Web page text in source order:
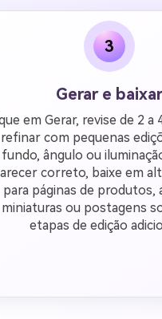
3
Gerar e baixar
em Gerar, revise de 2 a
refinar com pequenas
fundo, ângulo ou
correto, baixe em
para páginas de produtos,
miniaturas ou postagens
etapas de edição